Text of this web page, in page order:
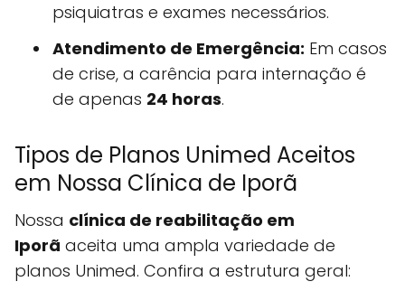
psiquiatras e exames necessários.
Atendimento de Emergência: Em casos
de crise, a carência para internação é
de apenas 24 horas.
Tipos de Planos Unimed Aceitos
em Nossa Clínica de Iporã
Nossa clínica de reabilitação em
Iporã aceita uma ampla variedade de
planos Unimed. Confira a estrutura geral: